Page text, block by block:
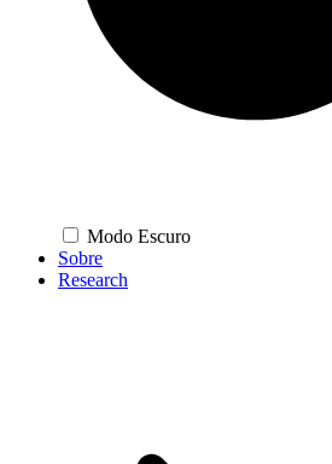
Modo Escuro
Sobre
Research